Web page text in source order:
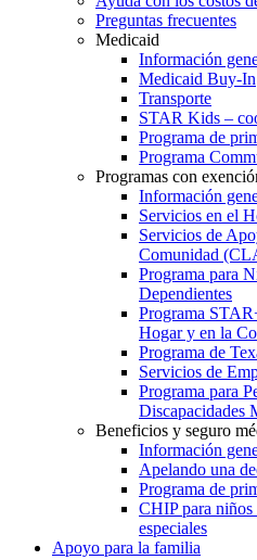
Preguntas frecuentes
Medicaid
Información
Medicaid Buy-In
Transporte
STAR Kids –
Programa de
Programa
Programas con
Información
Servicios en el
Servicios de
Comunidad
Programa para
Dependientes
Programa
Hogar y en la
Programa de
Servicios de
Programa para
Beneficios y seguro
Información
Apelando una
Programa de
CHIP para niños
especiales
Apoyo para la familia